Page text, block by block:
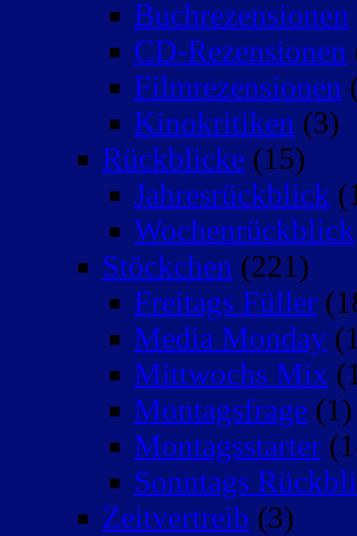
Buchrezensionen
CD-Rezensionen
Filmrezensionen
Kinokritiken (3)
Rückblicke (15)
Jahresrückblick
Wochenrückblick
Stöckchen (221)
Freitags Füller
Media Monday
Mittwochs Mix
Montagsfrage (1)
Montagsstarter
Sonntags
Zeitvertreib (3)